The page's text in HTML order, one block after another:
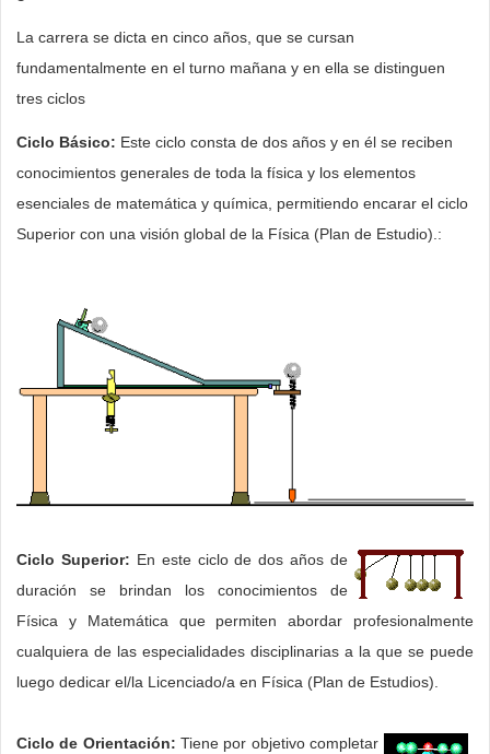
La carrera se dicta en cinco años, que se cursan
fundamentalmente en el turno mañana y en ella se distinguen
tres ciclos
Ciclo Básico: Este ciclo consta de dos años y en él se reciben
conocimientos generales de toda la física y los elementos
esenciales de matemática y química, permitiendo encarar el ciclo
Superior con una visión global de la Física (Plan de Estudio). :
Ciclo Superior: En este ciclo de dos años de
duración se brindan los conocimientos de
Física y Matemática que permiten abordar profesionalmente
cualquiera de las especialidades disciplinarias a la que se puede
luego dedicar el/la Licenciado/a en Física (Plan de Estudios).
Ciclo de Orientación: Tiene por objetivo completar